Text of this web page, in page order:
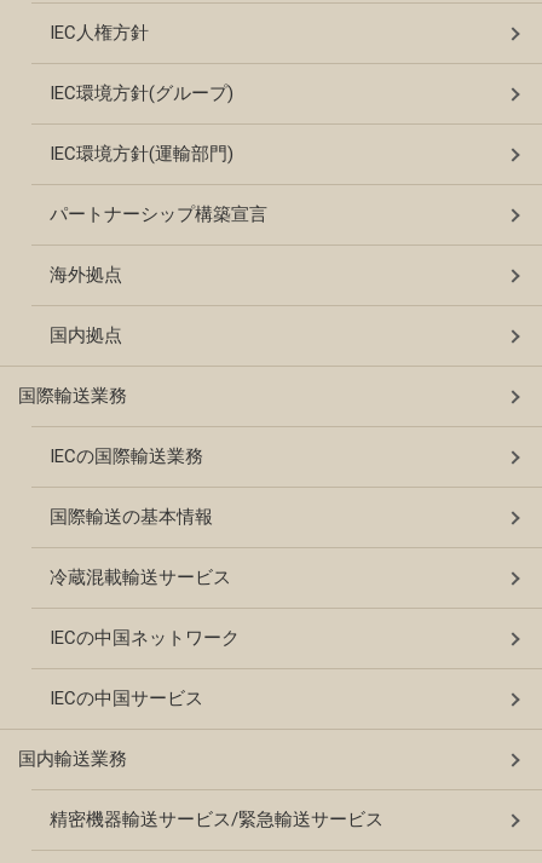
IEC人権方針
IEC環境方針(グループ)
IEC環境方針(運輸部門)
パートナーシップ構築宣言
海外拠点
国内拠点
国際輸送業務
IECの国際輸送業務
国際輸送の基本情報
冷蔵混載輸送サービス
IECの中国ネットワーク
IECの中国サービス
国内輸送業務
精密機器輸送サービス/緊急輸送サービス